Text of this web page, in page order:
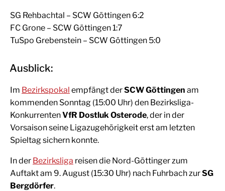
SG Rehbachtal – SCW Göttingen 6:2
FC Grone – SCW Göttingen 1:7
TuSpo Grebenstein – SCW Göttingen 5:0
Ausblick:
Im Bezirkspokal empfängt derSCW Göttingen am
kommenden Sonntag (15:00 Uhr) den Bezirksliga-
KonkurrentenVfR Dostluk Osterode, der in der
Vorsaison seine Ligazugehörigkeit erst am letzten
Spieltag sichern konnte.
In der Bezirksliga reisen die Nord-Göttinger zum
Auftakt am 9. August (15:30 Uhr) nach Fuhrbach zurSG
Bergdörfer.